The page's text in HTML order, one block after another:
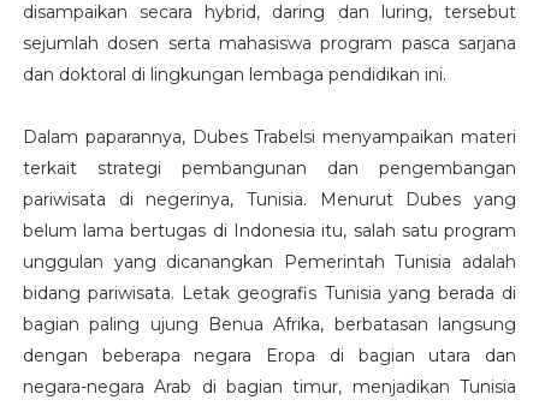
disampaikan secara hybrid, daring dan luring, tersebut
sejumlah dosen serta mahasiswa program pasca sarjana
dan doktoral di lingkungan lembaga pendidikan ini.
Dalam paparannya, Dubes Trabelsi menyampaikan materi
terkait strategi pembangunan dan pengembangan
pariwisata di negerinya, Tunisia. Menurut Dubes yang
belum lama bertugas di Indonesia itu, salah satu program
unggulan yang dicanangkan Pemerintah Tunisia adalah
bidang pariwisata. Letak geografis Tunisia yang berada di
bagian paling ujung Benua Afrika, berbatasan langsung
dengan beberapa negara Eropa di bagian utara dan
negara-negara Arab di bagian timur, menjadikan Tunisia